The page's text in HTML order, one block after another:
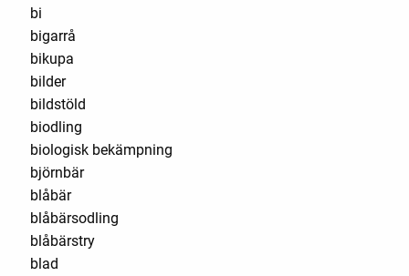
bi
bigarrå
bikupa
bilder
bildstöld
biodling
biologisk bekämpning
björnbär
blåbär
blåbärsodling
blåbärstry
blad